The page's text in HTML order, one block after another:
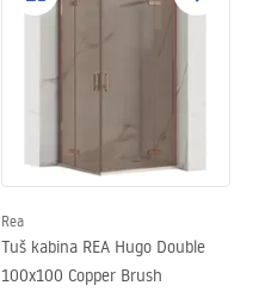
Rea
Tuš kabina REA Hugo Double
100x100 Copper Brush